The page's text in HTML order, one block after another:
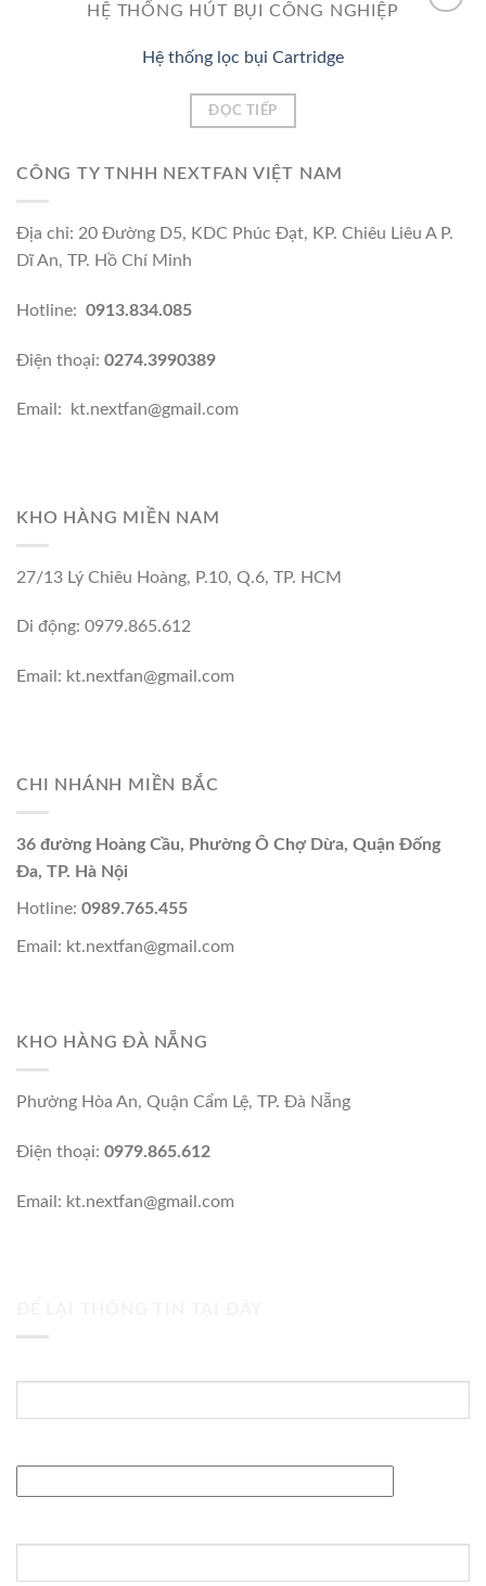
HỆ THỐNG HÚT BỤI CÔNG NGHIỆP
Hệ thống lọc bụi Cartridge
ĐỌC TIẾP
CÔNG TY TNHH NEXTFAN VIỆT NAM
Địa chỉ: 20 Đường D5, KDC Phúc Đạt, KP. Chiêu Liêu A P.
Dĩ An, TP. Hồ Chí Minh
Hotline: 0913.834.085
Điện thoại: 0274.3990389
Email: kt.nextfan@gmail.com
KHO HÀNG MIỀN NAM
27/13 Lý Chiêu Hoàng, P.10, Q.6, TP. HCM
Di động: 0979.865.612
Email: kt.nextfan@gmail.com
CHI NHÁNH MIỀN BẮC
36 đường Hoàng Cầu, Phường Ô Chợ Dừa, Quận Đống
Đa, TP. Hà Nội
Hotline: 0989.765.455
Email: kt.nextfan@gmail.com
KHO HÀNG ĐÀ NẴNG
Phường Hòa An, Quận Cẩm Lệ, TP. Đà Nẵng
Điện thoại: 0979.865.612
Email: kt.nextfan@gmail.com